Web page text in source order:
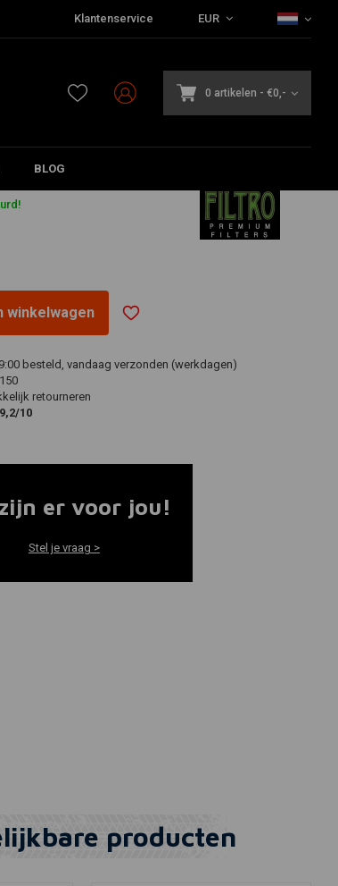
Klantenservice EUR
0 artikelen - €0,-
BLOG
winkelwagen
besteld, vandaag verzonden (werkdagen)
retourneren
10
er voor jou!
Stel je vraag >
producten